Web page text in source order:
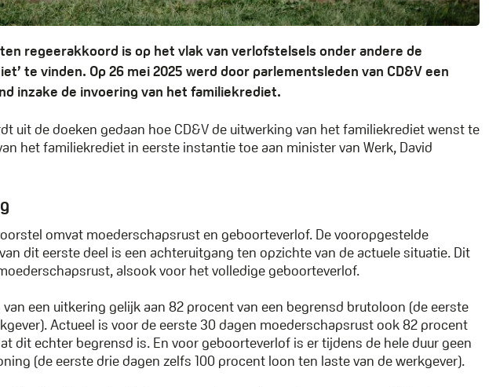
regeerakkoord is op het vlak van verlofstelsels onder andere de
te vinden. Op 26 mei 2025 werd door parlementsleden van CD&V een
inzake de invoering van het familiekrediet.
uit de doeken gedaan hoe CD&V de uitwerking van het familiekrediet wenst te
het familiekrediet in eerste instantie toe aan minister van Werk, David
omvat moederschapsrust en geboorteverlof. De vooropgestelde
dit eerste deel is een achteruitgang ten opzichte van de actuele situatie. Dit
alsook voor het volledige geboorteverlof.
een uitkering gelijk aan 82 procent van een begrensd brutoloon (de eerste
Actueel is voor de eerste 30 dagen moederschapsrust ook 82 procent
dit echter begrensd is. En voor geboorteverlof is er tijdens de hele duur geen
(de eerste drie dagen zelfs 100 procent loon ten laste van de werkgever).